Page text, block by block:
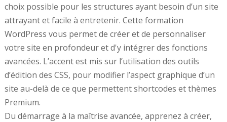
choix possible pour les structures ayant besoin d’un site
attrayant et facile à entretenir. Cette formation
WordPress vous permet de créer et de personnaliser
votre site en profondeur et d'y intégrer des fonctions
avancées. L’accent est mis sur l’utilisation des outils
d’édition des CSS, pour modifier l’aspect graphique d’un
site au-delà de ce que permettent shortcodes et thèmes
Premium.
Du démarrage à la maîtrise avancée, apprenez à créer,